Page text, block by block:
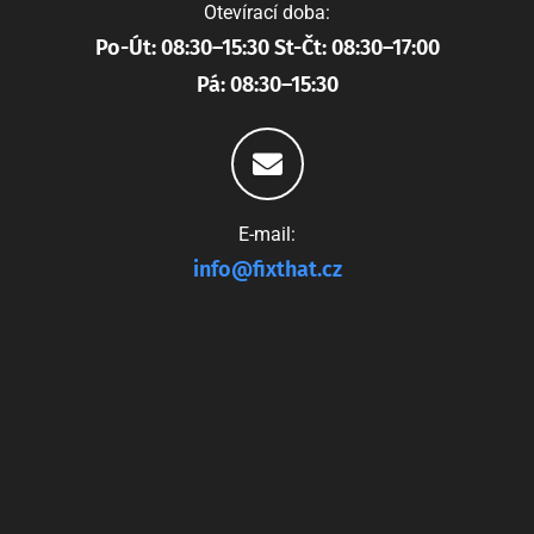
Otevírací doba:
Po-Út: 08:30–15:30 St-Čt: 08:30–17:00
Pá: 08:30–15:30
E-mail:
info@fixthat.cz